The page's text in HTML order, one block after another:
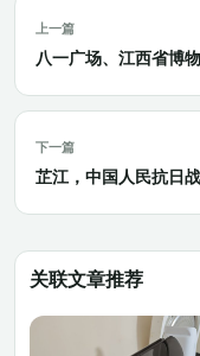
上一篇
八一广场、江西省博
下一篇
芷江，中国人民抗日
关联文章推荐